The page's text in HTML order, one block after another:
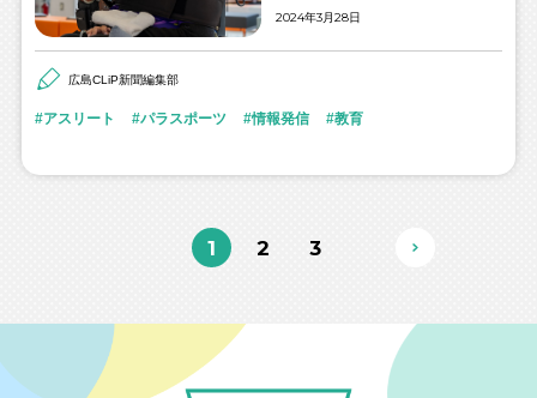
2024年3月28日
広島CLiP新聞編集部
アスリート パラスポーツ 情報発信 教育
1 2 3